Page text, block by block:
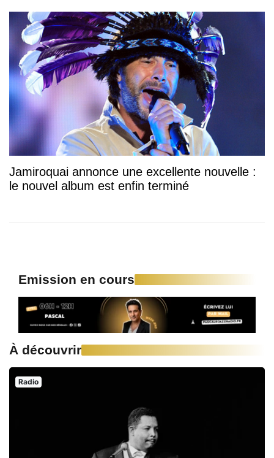
Jamiroquai annonce une excellente nouvelle :
le nouvel album est enfin terminé
Emission en cours
À découvrir
Radio